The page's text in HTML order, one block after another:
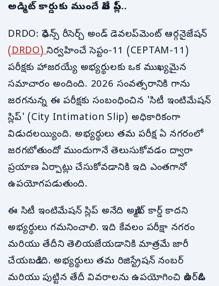
అడ్మిట్ కార్డుకు ముందే సిటీ స్లిప్..
DRDO: డిఫెన్స్ రీసెర్చ్ అండ్ డెవలప్‌మెంట్ ఆర్గనైజేషన్
(DRDO)నిర్వహించే సెప్టం-11 (CEPTAM-11)
పరీక్షకు హాజరయ్యే అభ్యర్థులకు ఒక ముఖ్యమైన
సమాచారం అందింది. 2026 సంవత్సరానికి గాను
జరగనున్న ఈ పరీక్షకు సంబంధించిన 'సిటీ ఇంటిమేషన్
స్లిప్' (City Intimation Slip) అధికారికంగా
విడుదలయ్యింది. అభ్యర్థులు తమ పరీక్ష ఏ నగరంలో
జరగబోతుందో ముందుగానే తెలుసుకోవడం ద్వారా
ప్రయాణ ఏర్పాట్లు చేసుకోవడానికి ఇది ఎంతగానో
ఉపయోగపడుతుంది.
ఈ సిటీ ఇంటిమేషన్ స్లిప్ అనేది అడ్మిట్ కార్డ్ కాదని
అభ్యర్థులు గమనించాలి. ఇది కేవలం పరీక్షా నగరం
మరియు తేదీని తెలియజేయడానికి మాత్రమే జారీ
చేయబడింది. అభ్యర్థులు తమ రిజిస్ట్రేషన్ నంబర్
మరియు పుట్టిన తేదీ వివరాలను ఉపయోగించి డిఆర్‌డిఓ